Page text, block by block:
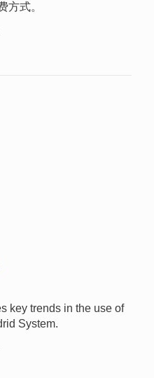
方式。
key trends in the use of
System.